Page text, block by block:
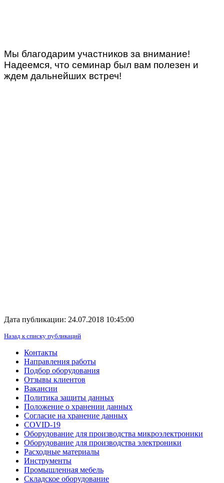
Мы благодарим участников за внимание!
Надеемся, что семинар был вам полезен и
ждем дальнейших встреч!
Дата публикации: 24.07.2018 10:45:00
Назад к списку публикаций
Контакты
Направления работы
Подбор оборудования
Отзывы клиентов
Вакансии
Политика защиты данных
Положение о хранении данных
Согласие на хранение данных
COVID-19
Оборудование для производства микроэлектроники
Оборудование для производства электроники
Расходные материалы
Инструменты
Промышленная мебель
Складское оборудование